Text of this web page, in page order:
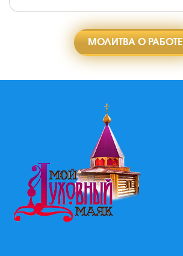
МОЛИТВА О РАБОТЕ